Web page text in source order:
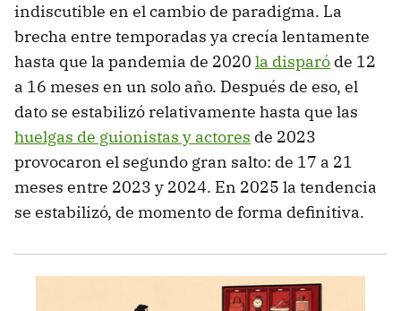
indiscutible en el cambio de paradigma. La
brecha entre temporadas ya crecía lentamente
hasta que la pandemia de 2020 la disparó de 12
a 16 meses en un solo año. Después de eso, el
dato se estabilizó relativamente hasta que las
huelgas de guionistas y actores de 2023
provocaron el segundo gran salto: de 17 a 21
meses entre 2023 y 2024. En 2025 la tendencia
se estabilizó, de momento de forma definitiva.